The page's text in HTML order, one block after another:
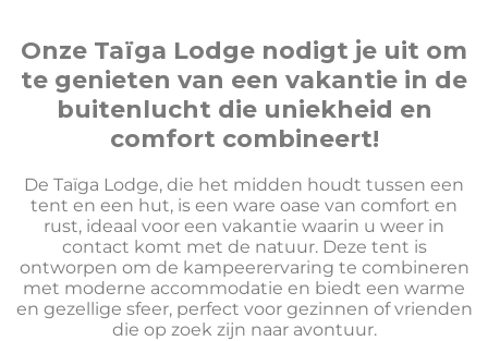
Onze Taïga Lodge nodigt je uit om
te genieten van een vakantie in de
buitenlucht die uniekheid en
comfort combineert!
De Taïga Lodge, die het midden houdt tussen een
tent en een hut, is een ware oase van comfort en
rust, ideaal voor een vakantie waarin u weer in
contact komt met de natuur. Deze tent is
ontworpen om de kampeerervaring te combineren
met moderne accommodatie en biedt een warme
en gezellige sfeer, perfect voor gezinnen of vrienden
die op zoek zijn naar avontuur.